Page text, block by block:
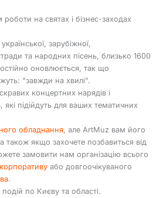
роботи на святах і бізнес-заходах
зарубіжної,
та народних пісень, близько 1600
оновлюється, так що
“завжди на хвилі”.
концертних нарядів і
які підійдуть для ваших тематичних
обладнання, але ArtMuz вам його
також якщо захочете позбавиться від
замовити нам організацію всього
корпоративуабо довгоочікуваного
.
по Києву та області.